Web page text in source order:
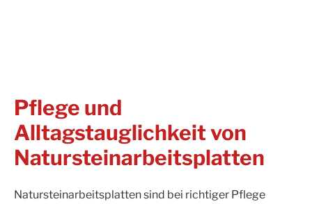
Pflege und
Alltagstauglichkeit von
Natursteinarbeitsplatten
Natursteinarbeitsplatten sind bei richtiger Pflege